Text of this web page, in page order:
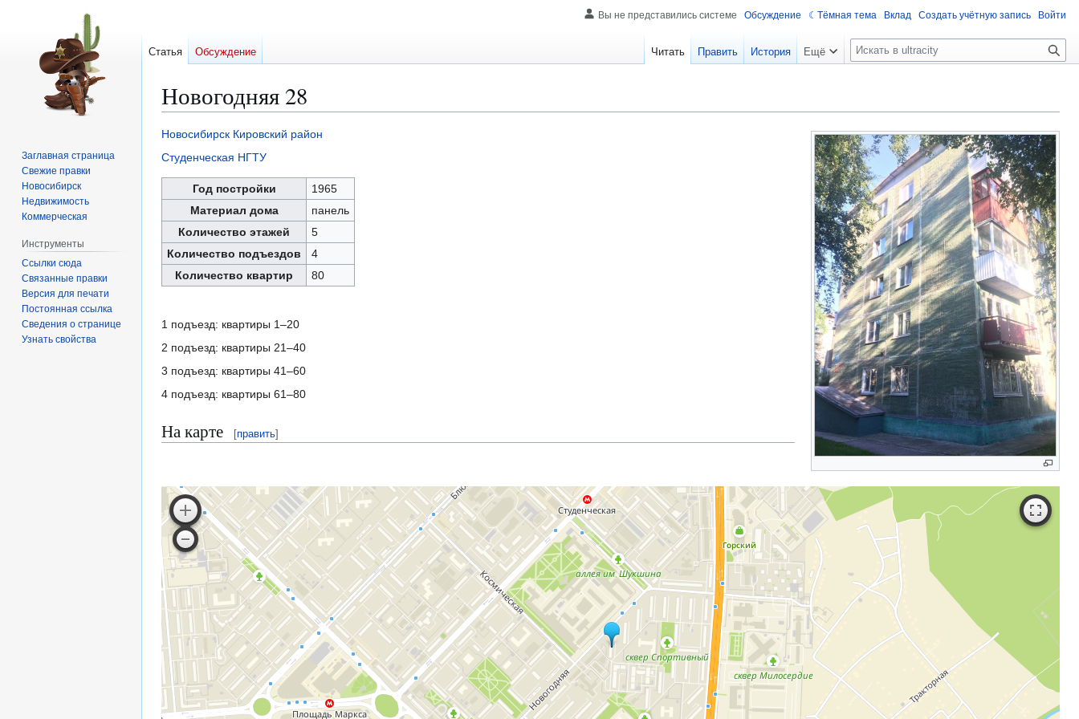
Новогодняя 28
к
навигации
к
поиску
Новосибирск Кировский район
Студенческая НГТУ
Год постройки
1965
Материал дома
панель
Количество этажей
5
Количество подъездов
4
Количество квартир
80
1 подъезд: квартиры 1–20
2 подъезд: квартиры 21–40
3 подъезд: квартиры 41–60
4 подъезд: квартиры 61–80
На карте [править]
Вы не представились системе Обсуждение Тёмная тема Вклад Создать учётную запись Войти
Статья Обсуждение Читать Править История Ещё
П
о
к
Заглавная страница
Свежие правки
Новосибирск
Недвижимость
Коммерческая
Инструменты
Ссылки сюда
Связанные правки
Версия для печати
Постоянная ссылка
Сведения о странице
Узнать свойства